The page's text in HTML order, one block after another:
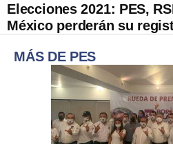
Elecciones 2021: PES,
México perderán su
MÁS DE PES